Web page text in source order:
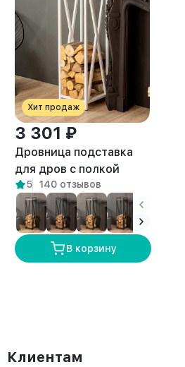
Хит продаж
3 301 ₽
Дровница подставка
для дров с полкой
лофт Тонто белый/
амаретто
5 140 отзывов
В корзину
Клиентам